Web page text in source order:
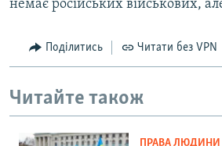
немає російських військових,
Поділитись Читати без VPN
Читайте також
ПРАВА ЛЮДИНИ